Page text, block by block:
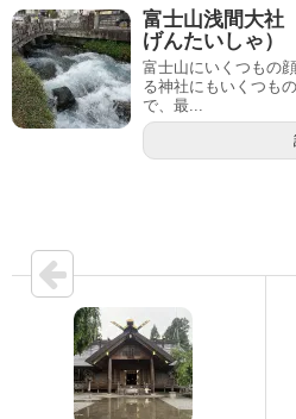
富士山浅間大社
げんたいしゃ
富士山にいくつもの
る神社にもいくつも
で、最...